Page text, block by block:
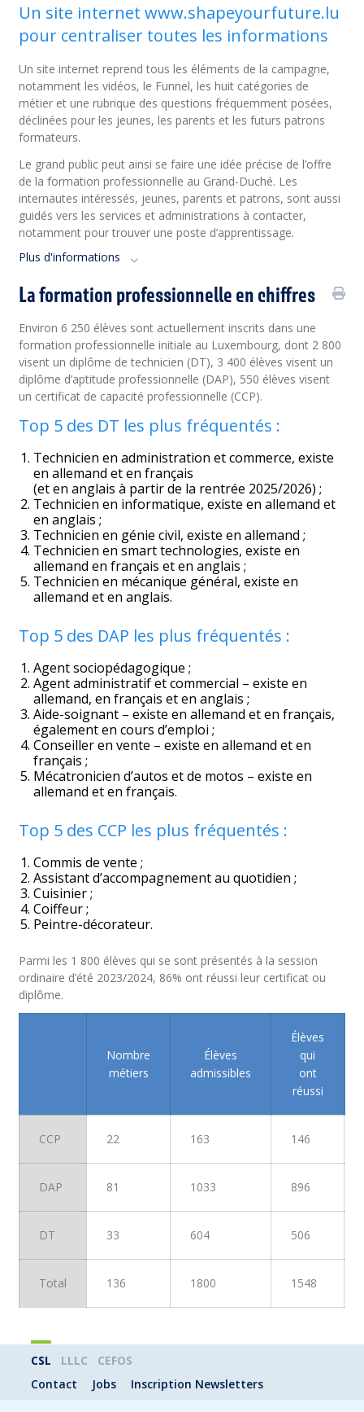
Un site internet www.shapeyourfuture.lu
pour centraliser toutes les informations
Un site internet reprend tous les éléments de la campagne,
notamment les vidéos, le Funnel, les huit catégories de
métier et une rubrique des questions fréquemment posées,
déclinées pour les jeunes, les parents et les futurs patrons
formateurs.
Le grand public peut ainsi se faire une idée précise de l’offre
de la formation professionnelle au Grand-Duché. Les
internautes intéressés, jeunes, parents et patrons, sont aussi
guidés vers les services et administrations à contacter,
notamment pour trouver une poste d’apprentissage.
Plus d'informations
La formation professionnelle en chiffres
Environ 6 250 élèves sont actuellement inscrits dans une
formation professionnelle initiale au Luxembourg, dont 2 800
visent un diplôme de technicien (DT), 3 400 élèves visent un
diplôme d’aptitude professionnelle (DAP), 550 élèves visent
un certificat de capacité professionnelle (CCP).
Top 5 des DT les plus fréquentés :
Technicien en administration et commerce, existe
en allemand et en français
(et en anglais à partir de la rentrée 2025/2026) ;
Technicien en informatique, existe en allemand et
en anglais ;
Technicien en génie civil, existe en allemand ;
Technicien en smart technologies, existe en
allemand en français et en anglais ;
Technicien en mécanique général, existe en
allemand et en anglais.
Top 5 des DAP les plus fréquentés :
Agent sociopédagogique ;
Agent administratif et commercial – existe en
allemand, en français et en anglais ;
Aide-soignant – existe en allemand et en français,
également en cours d’emploi ;
Conseiller en vente – existe en allemand et en
français ;
Mécatronicien d’autos et de motos – existe en
allemand et en français.
Top 5 des CCP les plus fréquentés :
Commis de vente ;
Assistant d’accompagnement au quotidien ;
Cuisinier ;
Coiffeur ;
Peintre-décorateur.
Parmi les 1 800 élèves qui se sont présentés à la session
ordinaire d’été 2023/2024, 86% ont réussi leur certificat ou
diplôme.
Nombre
métiers
Élèves
admissibles
Élèves
qui
ont
réussi
CCP 22 163 146
DAP 81 1033 896
DT 33 604 506
Total 136 1800 1548
CSL LLLC
CEFOS
Contact
Jobs Inscription Newsletters